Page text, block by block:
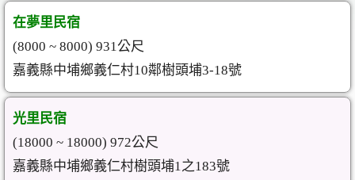
在夢里民宿
(8000 ~ 8000) 931公尺
嘉義縣中埔鄉義仁村10鄰樹頭埔3-18號
光里民宿
(18000 ~ 18000) 972公尺
嘉義縣中埔鄉義仁村樹頭埔1之183號